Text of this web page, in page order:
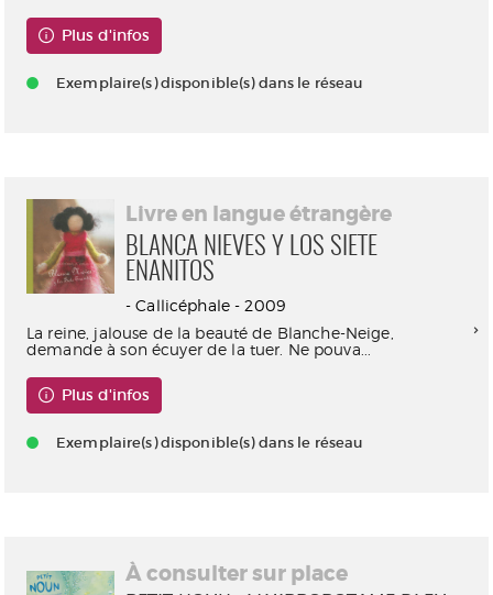
Plus d'infos
Exemplaire(s) disponible(s) dans le réseau
Livre en langue étrangère
BLANCA NIEVES Y LOS SIETE
ENANITOS
- Callicéphale - 2009
La reine, jalouse de la beauté de Blanche-Neige,
demande à son écuyer de la tuer. Ne pouva...
Plus d'infos
Exemplaire(s) disponible(s) dans le réseau
À consulter sur place